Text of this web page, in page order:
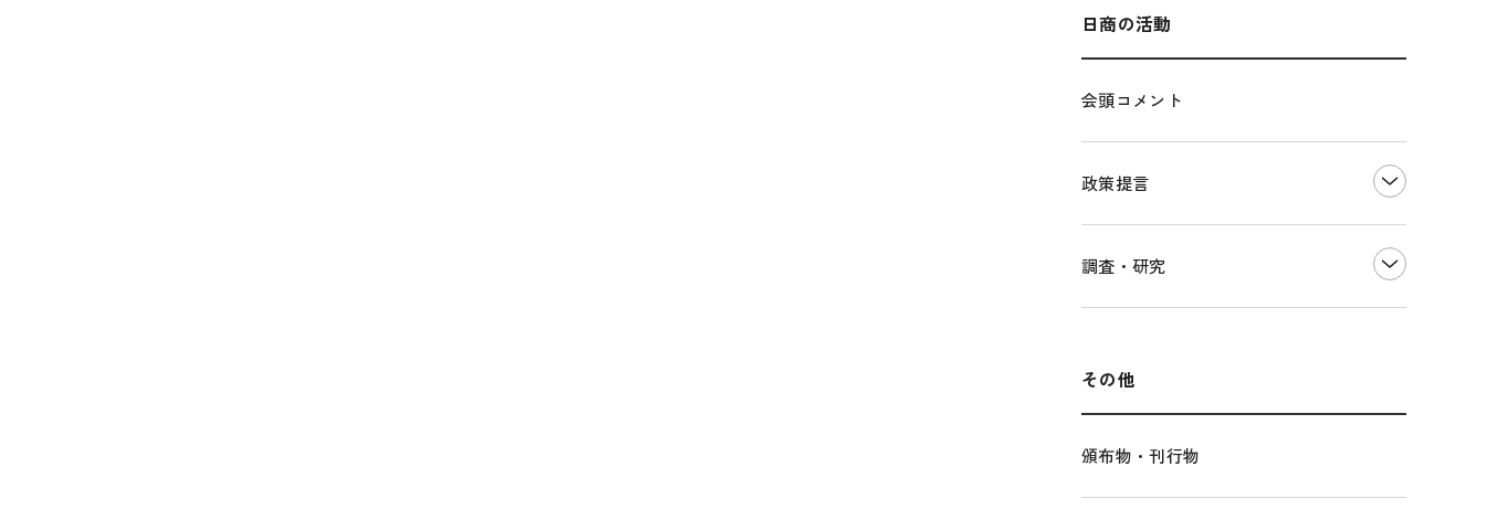
多様な人材の活躍推進
各種制度・助成金
パートナーシップ構築宣言
海外展開イニシアティブ
輸出管理体制構築支援
日商の活動
会頭コメント
政策提言
国土強靭化・社会基盤整備・震災復興
調査・研究
その他
頒布物・刊行物